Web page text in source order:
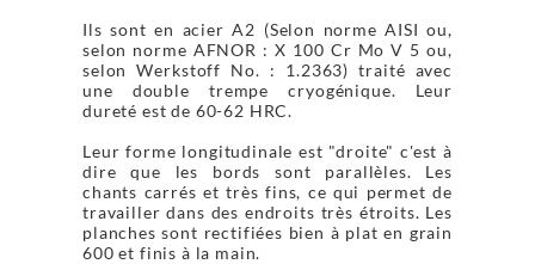
Ils sont en acier A2 (Selon norme AISI ou,
selon norme AFNOR : X 100 Cr Mo V 5 ou,
selon Werkstoff No. : 1.2363) traité avec
une double trempe cryogénique. Leur
dureté est de 60-62 HRC.
Leur forme longitudinale est "droite" c'est à
dire que les bords sont parallèles. Les
chants carrés et très fins, ce qui permet de
travailler dans des endroits très étroits. Les
planches sont rectifiées bien à plat en grain
600 et finis à la main.